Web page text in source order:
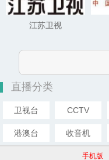
江苏卫视
直播分类
卫视台 CCTV
港澳台 收音机
手机版